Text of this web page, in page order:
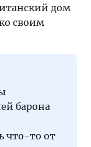
дом
своим
барона
что-то от